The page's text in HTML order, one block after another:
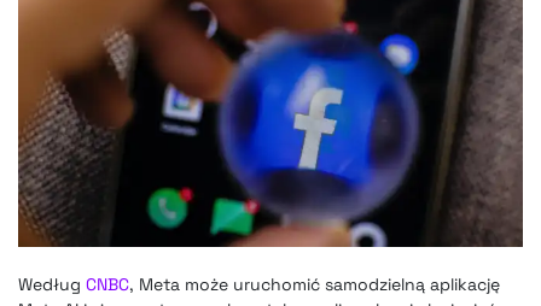
Według CNBC, Meta może uruchomić samodzielną aplikację